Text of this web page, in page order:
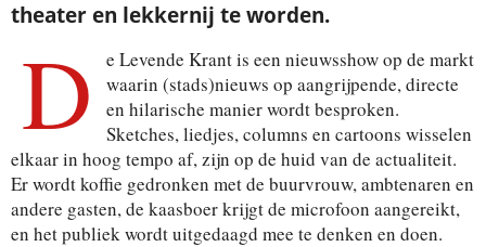
theater en lekkernij te worden.
D
e Levende Krant is een nieuwsshow op de markt
waarin (stads)nieuws op aangrijpende, directe
en hilarische manier wordt besproken.
Sketches, liedjes, columns en cartoons wisselen
elkaar in hoog tempo af, zijn op de huid van de actualiteit.
Er wordt koffie gedronken met de buurvrouw, ambtenaren en
andere gasten, de kaasboer krijgt de microfoon aangereikt,
en het publiek wordt uitgedaagd mee te denken en doen.